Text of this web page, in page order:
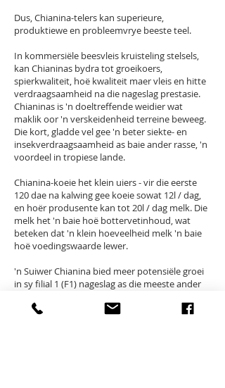
Dus, Chianina-telers kan superieure,
produktiewe en probleemvrye beeste teel.
In kommersiële beesvleis kruisteling stelsels,
kan Chianinas bydra tot groeikoers,
spierkwaliteit, hoë kwaliteit maer vleis en hitte
verdraagsaamheid na die nageslag prestasie.
Chianinas is 'n doeltreffende weidier wat
maklik oor 'n verskeidenheid terreine beweeg.
Die kort, gladde vel gee 'n beter siekte- en
insekverdraagsaamheid as baie ander rasse, 'n
voordeel in tropiese lande.
Chianina-koeie het klein uiers - vir die eerste
120 dae na kalwing gee koeie sowat 12l / dag,
en hoër produsente kan tot 20l / dag melk. Die
melk het 'n baie hoë bottervetinhoud, wat
beteken dat 'n klein hoeveelheid melk 'n baie
hoë voedingswaarde lewer.
'n Suiwer Chianina bied meer potensiële groei
in sy filial 1 (F1) nageslag as die meeste ander
bul sal sy prestasie verbeter. 'n Chianina-bul op